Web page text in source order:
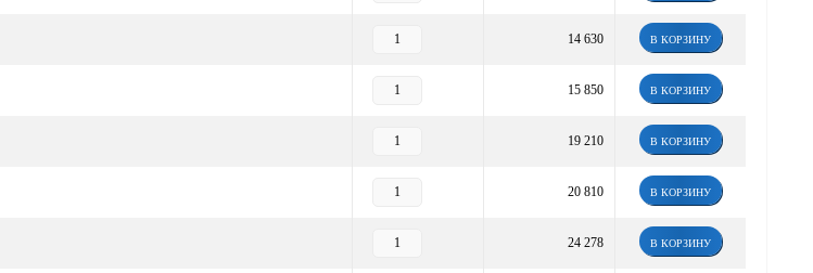
14 630 В КОРЗИНУ
15 850 В КОРЗИНУ
19 210 В КОРЗИНУ
20 810 В КОРЗИНУ
24 278 В КОРЗИНУ